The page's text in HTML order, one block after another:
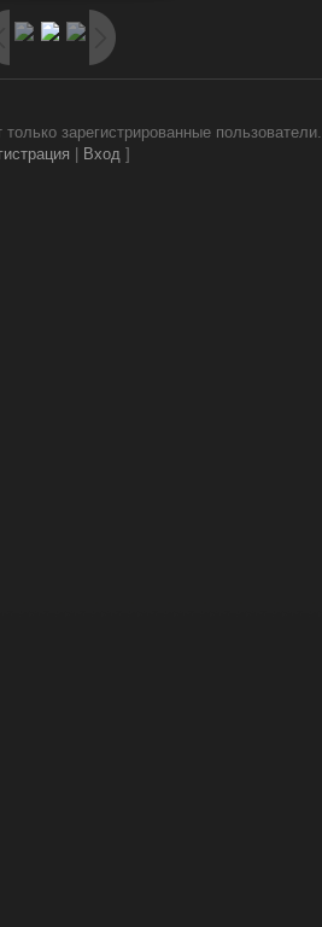
зарегистрированные пользователи.
Вход]